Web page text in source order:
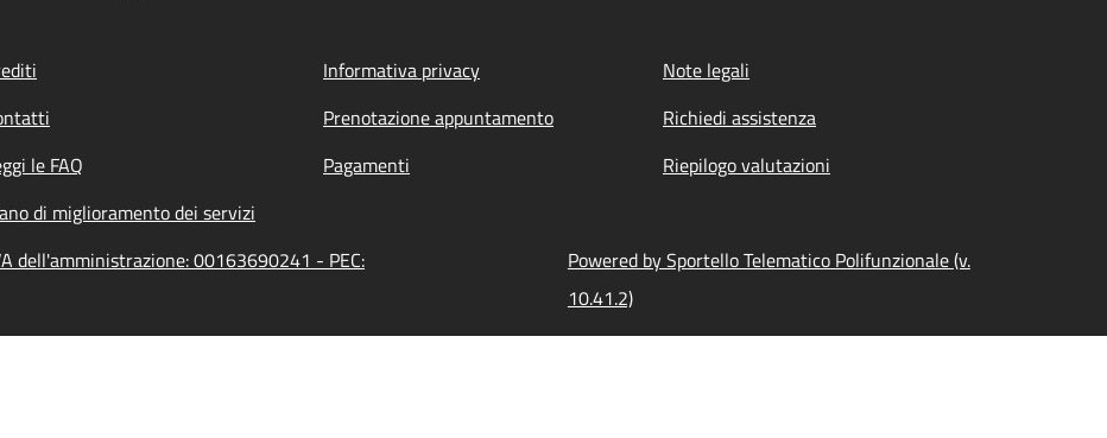
Informativa privacy
Note legali
Prenotazione appuntamento
Richiedi assistenza
le FAQ Pagamenti
Riepilogo valutazioni
di miglioramento dei servizi
dell'amministrazione: 00163690241 - PEC:
Powered by Sportello Telematico Polifunzionale (v.
10.41.2)